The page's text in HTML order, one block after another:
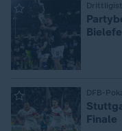
DFB-
Finale